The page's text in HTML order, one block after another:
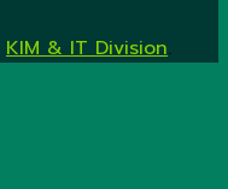
KIM & IT Division.